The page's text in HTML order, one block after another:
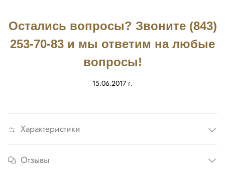
Остались вопросы? Звоните (843)
253-70-83 и мы ответим на любые
вопросы!
15.06.2017 г.
Характеристики
Отзывы